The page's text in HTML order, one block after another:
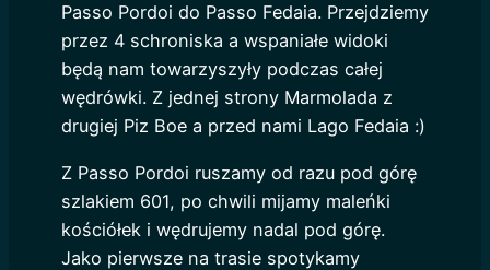
Passo Pordoi do Passo Fedaia. Przejdziemy
przez 4 schroniska a wspaniałe widoki
będą nam towarzyszyły podczas całej
wędrówki. Z jednej strony Marmolada z
drugiej Piz Boe a przed nami Lago Fedaia :)
Z Passo Pordoi ruszamy od razu pod górę
szlakiem 601, po chwili mijamy maleńki
kościółek i wędrujemy nadal pod górę.
Jako pierwsze na trasie spotykamy